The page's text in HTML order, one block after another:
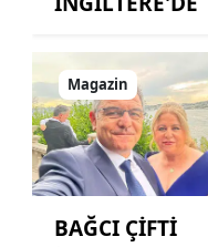
Magazin
BAĞCI ÇİFTİ